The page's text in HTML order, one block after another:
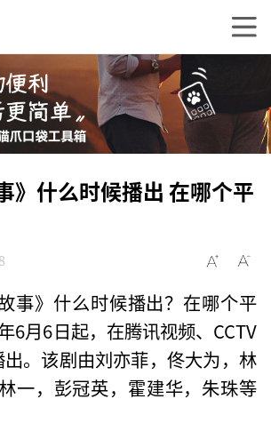
》什么时候播出 在哪个平
事》什么时候播出？在哪个平
6月6日起，在腾讯视频、CCTV
。该剧由刘亦菲，佟大为，林
一，彭冠英，霍建华，朱珠等